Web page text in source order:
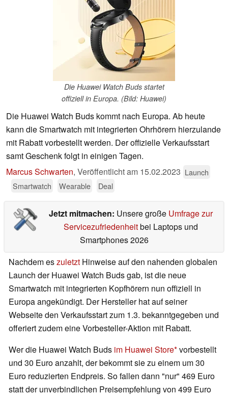
Die Huawei Watch Buds startet
offiziell in Europa. (Bild: Huawei)
Die Huawei Watch Buds kommt nach Europa. Ab heute
kann die Smartwatch mit integrierten Ohrhörern hierzulande
mit Rabatt vorbestellt werden. Der offizielle Verkaufsstart
samt Geschenk folgt in einigen Tagen.
Marcus Schwarten, Veröffentlicht am 15.02.2023 Launch
Smartwatch
Wearable Deal
Jetzt mitmachen: Unsere große Umfrage zur
Servicezufriedenheitbei Laptops und
Smartphones 2026
Nachdem eszuletzt Hinweise auf den nahenden globalen
Launch der Huawei Watch Buds gab, ist die neue
Smartwatch mit integrierten Kopfhörern nun offiziell in
Europa angekündigt. Der Hersteller hat auf seiner
Webseite den Verkaufsstart zum 1.3. bekanntgegeben und
offeriert zudem eine Vorbesteller-Aktion mit Rabatt.
Wer die Huawei Watch Buds im Huawei Store vorbestellt
und 30 Euro anzahlt, der bekommt sie zu einem um 30
Euro reduzierten Endpreis. So fallen dann "nur" 469 Euro
statt der unverbindlichen Preisempfehlung von 499 Euro